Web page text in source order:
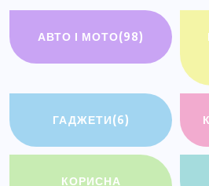
АВТО І МОТО(98)
ГАДЖЕТИ(6)
КОРИСНА